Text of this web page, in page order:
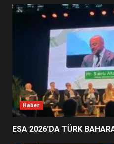
EİB’DE
4Haber
ESA 2026’DA TÜRK